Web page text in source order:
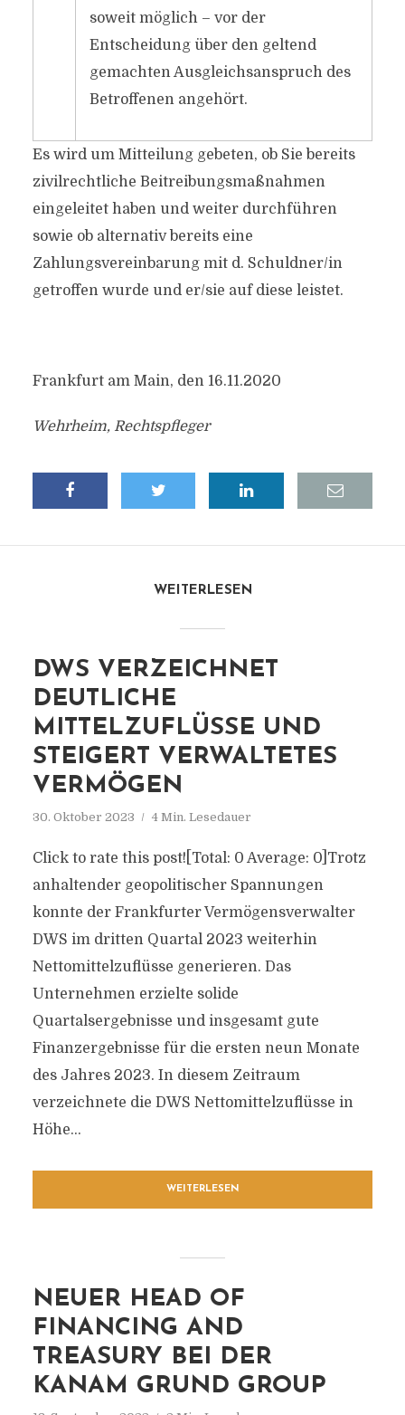
soweit möglich – vor der
Entscheidung über den geltend
gemachten Ausgleichsanspruch des
Betroffenen angehört.
Es wird um Mitteilung gebeten, ob Sie bereits
zivilrechtliche Beitreibungsmaßnahmen
eingeleitet haben und weiter durchführen
sowie ob alternativ bereits eine
Zahlungsvereinbarung mit d. Schuldner/in
getroffen wurde und er/sie auf diese leistet.
Frankfurt am Main, den 16.11.2020
Wehrheim, Rechtspfleger
WEITERLESEN
DWS VERZEICHNET
DEUTLICHE
MITTELZUFLÜSSE UND
STEIGERT VERWALTETES
VERMÖGEN
30. Oktober 2023 4 Min. Lesedauer
Click to rate this post![Total: 0 Average: 0]Trotz
anhaltender geopolitischer Spannungen
konnte der Frankfurter Vermögensverwalter
DWS im dritten Quartal 2023 weiterhin
Nettomittelzuflüsse generieren. Das
Unternehmen erzielte solide
Quartalsergebnisse und insgesamt gute
Finanzergebnisse für die ersten neun Monate
des Jahres 2023. In diesem Zeitraum
verzeichnete die DWS Nettomittelzuflüsse in
Höhe...
WEITERLESEN
NEUER HEAD OF
FINANCING AND
TREASURY BEI DER
KANAM GRUND GROUP